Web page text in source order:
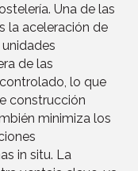
Una de las
la aceleración de
de las
lo que
construcción
minimiza los
in situ. La